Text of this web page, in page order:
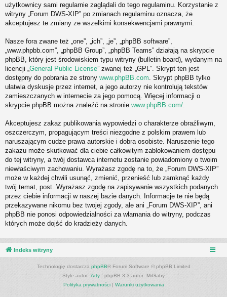
użytkownicy sami regularnie zaglądali do tego regulaminu. Korzystanie z
witryny „Forum DWS-XIP” po zmianach regulaminu oznacza, że
akceptujesz te zmiany ze wszelkimi konsekwencjami prawnymi.
Nasze fora zwane też „one”, „ich”, „je”, „phpBB software”,
„www.phpbb.com”, „phpBB Group”, „phpBB Teams” działają na skrypcie
phpBB, który jest środowiskiem typu witryny (bulletin board), wydanym na
licencji „ General Public License” zwanej też „GPL”. Skrypt ten jest
dostępny do pobrania ze strony www.phpBB.com . Skrypt phpBB tylko
ułatwia dyskusje przez internet, a jego autorzy nie kontrolują tekstów
zamieszczanych w internecie za jego pomocą. Więcej informacji o
skrypcie phpBB można znaleźć na stronie www.phpBB.com/
Akceptujesz zakaz publikowania wypowiedzi o charakterze obraźliwym,
oszczerczym, propagującym treści niezgodne z polskim prawem lub
naruszającym cudze prawa autorskie i dobra osobiste. Naruszenie tego
zakazu może skutkować dla ciebie całkowitym zablokowaniem dostępu
do tej witryny, a twój dostawca internetu zostanie powiadomiony o twoim
niewłaściwym zachowaniu. Wyrażasz zgodę na to, że „Forum DWS-XIP”
może w każdej chwili usunąć, zmienić, przenieść lub zamknąć każdy
twój temat, post. Wyrażasz zgodę na zapisywanie wszystkich podanych
przez ciebie informacji w naszej bazie danych. Informacje te nie będą
przekazywane nikomu bez twojej zgody, ale ani „Forum DWS-XIP”, ani
phpBB nie ponosi odpowiedzialności za włamania do witryny, podczas
których może dojść do kradzieży danych.
Indeks witryny
Technologię dostarcza phpBB® Forum Software © phpBB Limited
Style autor: Arty - phpBB 3.3 autor: MrGaby
Polityka prywatności| Warunki użytkowania